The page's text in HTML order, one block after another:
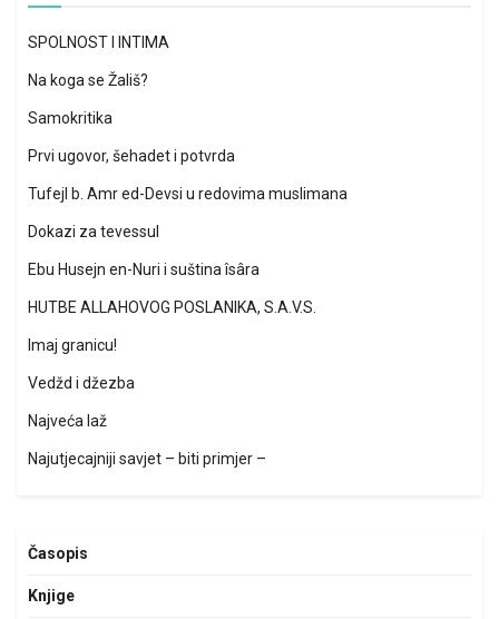
SPOLNOST I INTIMA
Na koga se Žališ?
Samokritika
Prvi ugovor, šehadet i potvrda
Tufejl b. Amr ed-Devsi u redovima muslimana
Dokazi za tevessul
Ebu Husejn en-Nuri i suština îsâra
HUTBE ALLAHOVOG POSLANIKA, S.A.V.S.
Imaj granicu!
Vedžd i džezba
Najveća laž
Najutjecajniji savjet – biti primjer –
Časopis
Knjige